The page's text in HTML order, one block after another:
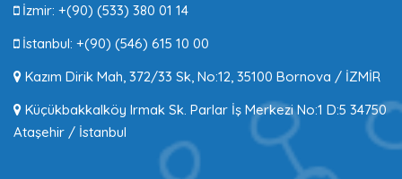
İzmir: +(90) (533) 380 01 14
İstanbul: +(90) (546) 615 10 00
Kazım Dirik Mah, 372/33 Sk, No:12, 35100 Bornova / İZMİR
Küçükbakkalköy Irmak Sk. Parlar İş Merkezi No:1 D:5 34750
Ataşehir / İstanbul